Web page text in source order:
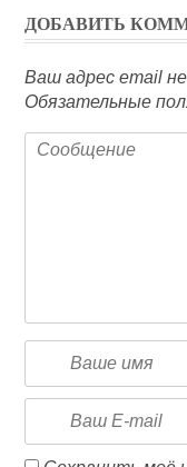
ДОБАВИТЬ
Ваш адрес email
Обязательные